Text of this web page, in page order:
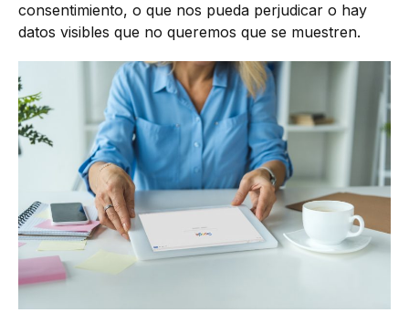
consentimiento, o que nos pueda perjudicar o hay
datos visibles que no queremos que se muestren.